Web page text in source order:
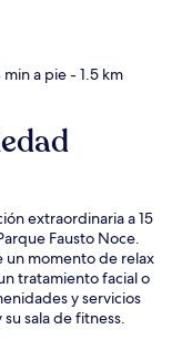
min a pie- 1.5 km
extraordinaria a 15
Fausto Noce.
un momento de relax
tratamiento facial o
y servicios
sala de fitness.